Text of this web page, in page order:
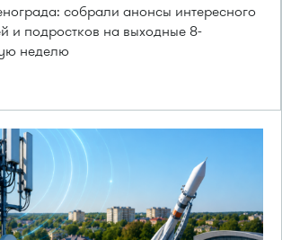
собрали анонсы интересного
и подростков на выходные 8-
неделю